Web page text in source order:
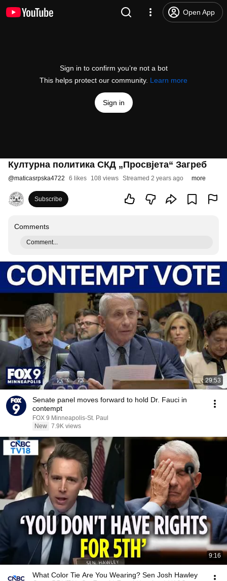
Open App
Sign in to confirm you’re not a bot
This helps protect our community. Learn more
Sign in
Културна политика СКД „Просвјета“ Загреб
@maticasrpska4722 6 likes 108 views Streamed 2 years ago more
Subscribe
Comments
Comment...
29:53
Senate panel moves forward to hold Dr. Fauci in
contempt
FOX 9 Minneapolis-St. Paul
New 7.9K views
9:16
What Color Tie Are You Wearing? Sen Josh Hawley